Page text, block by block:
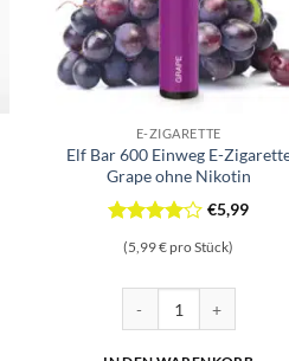
E-ZIGARETTE
Elf Bar 600 Einweg E-
Grape ohne Nikotin
Bewertet
mit4
€5,99
(5,99 € pro Stück)